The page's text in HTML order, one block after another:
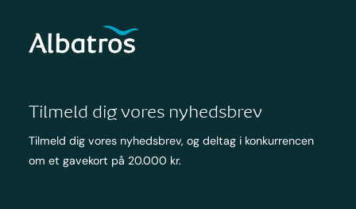
Tilmeld dig vores nyhedsbrev
Tilmeld dig vores nyhedsbrev, og deltag i konkurrencen
om et gavekort på 20.000 kr.